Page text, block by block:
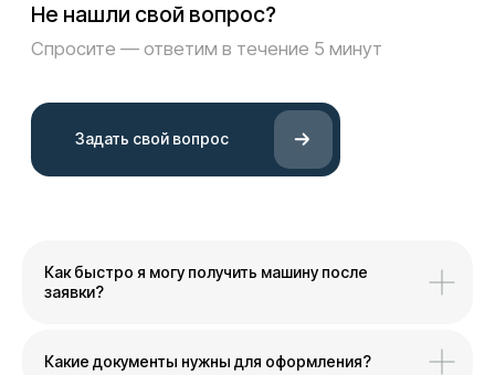
Как быстро я могу получить машину после
заявки?
Какие документы нужны для оформления?